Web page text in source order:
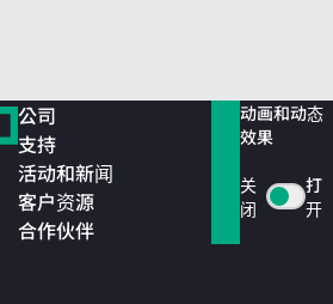
公司
支持
活动和新闻
客户资源
合作伙伴
动画和动态
效果
关
闭
打
开